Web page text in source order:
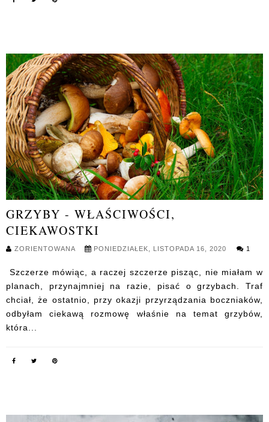
GRZYBY - WŁAŚCIWOŚCI,
CIEKAWOSTKI
ZORIENTOWANA PONIEDZIAŁEK, LISTOPADA 16, 2020 1
Szczerze mówiąc, a raczej szczerze pisząc, nie miałam w
planach, przynajmniej na razie, pisać o grzybach. Traf
chciał, że ostatnio, przy okazji przyrządzania boczniaków,
odbyłam ciekawą rozmowę właśnie na temat grzybów,
która...